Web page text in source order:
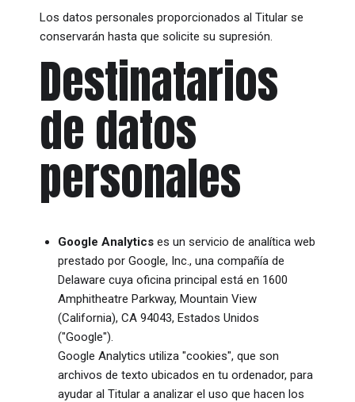
Los datos personales proporcionados al Titular se
conservarán hasta que solicite su supresión.
Destinatarios
de datos
personales
Google Analyticses un servicio de analítica web
prestado por Google, Inc., una compañía de
Delaware cuya oficina principal está en 1600
Amphitheatre Parkway, Mountain View
(California), CA 94043, Estados Unidos
("Google").
Google Analytics utiliza "cookies", que son
archivos de texto ubicados en tu ordenador, para
ayudar al Titular a analizar el uso que hacen los